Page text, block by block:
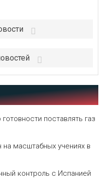
поставлять газ
масштабных учениях в
контроль с Испанией